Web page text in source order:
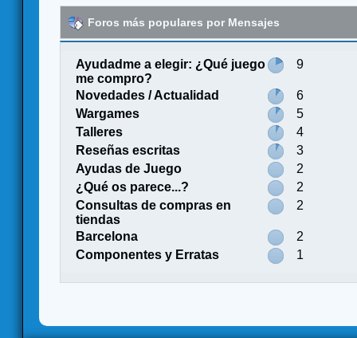
Foros más populares por Mensajes
Ayudadme a elegir: ¿Qué juego
me compro?
9
Novedades / Actualidad
6
Wargames
5
Talleres
4
Reseñas escritas
3
Ayudas de Juego
2
¿Qué os parece...?
2
Consultas de compras en
tiendas
2
Barcelona
2
Componentes y Erratas
1